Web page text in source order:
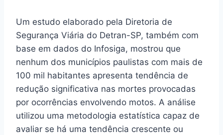
Um estudo elaborado pela Diretoria de
Segurança Viária do Detran-SP, também com
base em dados do Infosiga, mostrou que
nenhum dos municípios paulistas com mais de
100 mil habitantes apresenta tendência de
redução significativa nas mortes provocadas
por ocorrências envolvendo motos. A análise
utilizou uma metodologia estatística capaz de
avaliar se há uma tendência crescente ou